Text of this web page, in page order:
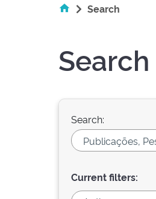
Search
Search
Search:
Current filters: